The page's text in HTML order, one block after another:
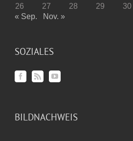
26
27 28 29 30
« Sep.
Nov. »
SOZIALES
BILDNACHWEIS